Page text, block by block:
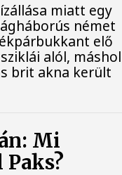
miatt egy
német
elő
alól, máshol
brit akna került
Mi